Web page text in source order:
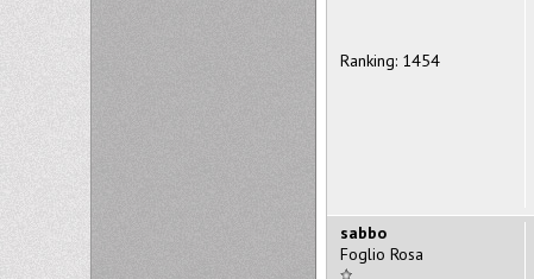
Ranking: 1454
sabbo
Foglio Rosa